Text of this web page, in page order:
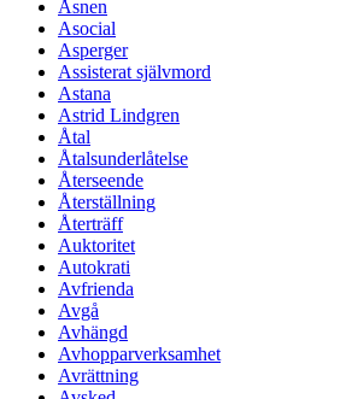
Åsnen
Asocial
Asperger
Assisterat självmord
Astana
Astrid Lindgren
Åtal
Åtalsunderlåtelse
Återseende
Återställning
Återträff
Auktoritet
Autokrati
Avfrienda
Avgå
Avhängd
Avhopparverksamhet
Avrättning